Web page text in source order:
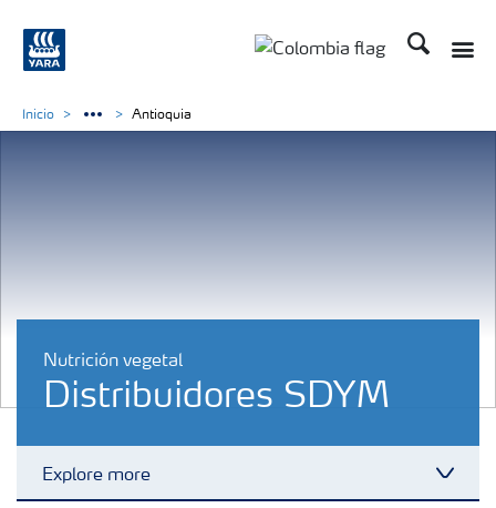
Buscar
Nutrición vegetal
Distribuidores SDYM
Explore more
Inicio Antioquia